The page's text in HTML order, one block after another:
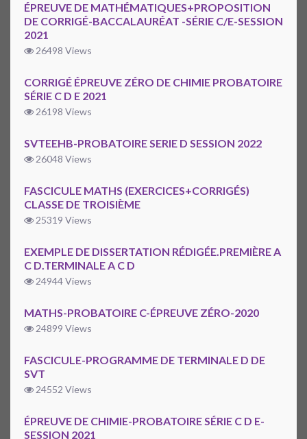
ÉPREUVE DE MATHÉMATIQUES+PROPOSITION
DE CORRIGÉ-BACCALAURÉAT -SÉRIE C/E-SESSION
2021
26498 Views
CORRIGÉ ÉPREUVE ZÉRO DE CHIMIE PROBATOIRE
SÉRIE C D E 2021
26198 Views
SVTEEHB-PROBATOIRE SERIE D SESSION 2022
26048 Views
FASCICULE MATHS (EXERCICES+CORRIGÉS)
CLASSE DE TROISIÈME
25319 Views
EXEMPLE DE DISSERTATION RÉDIGÉE.PREMIÈRE A
C D.TERMINALE A C D
24944 Views
MATHS-PROBATOIRE C-ÉPREUVE ZÉRO-2020
24899 Views
FASCICULE-PROGRAMME DE TERMINALE D DE
SVT
24552 Views
ÉPREUVE DE CHIMIE-PROBATOIRE SÉRIE C D E-
SESSION 2021